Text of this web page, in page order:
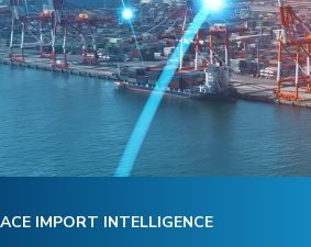
ACE IMPORT INTELLIGENCE